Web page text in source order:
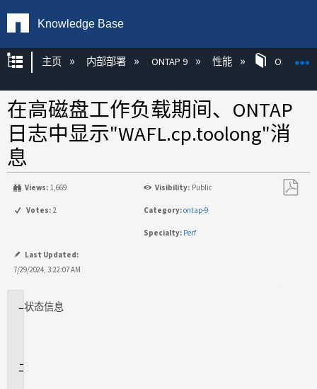
Knowledge Base
扩展/隐缩全局层次
主页 内部部署 ONTAP 9 性能 ONTAP
在高磁盘工作负载期间、ONTAP
日志中显示"WAFL.cp.toolong"消
息
Views: 1,669 Visibility: Public
Votes: 2 Category:ontap-9
Specialty: Perf
Last Updated:
7/29/2024, 3:22:07 AM
适
状态信息